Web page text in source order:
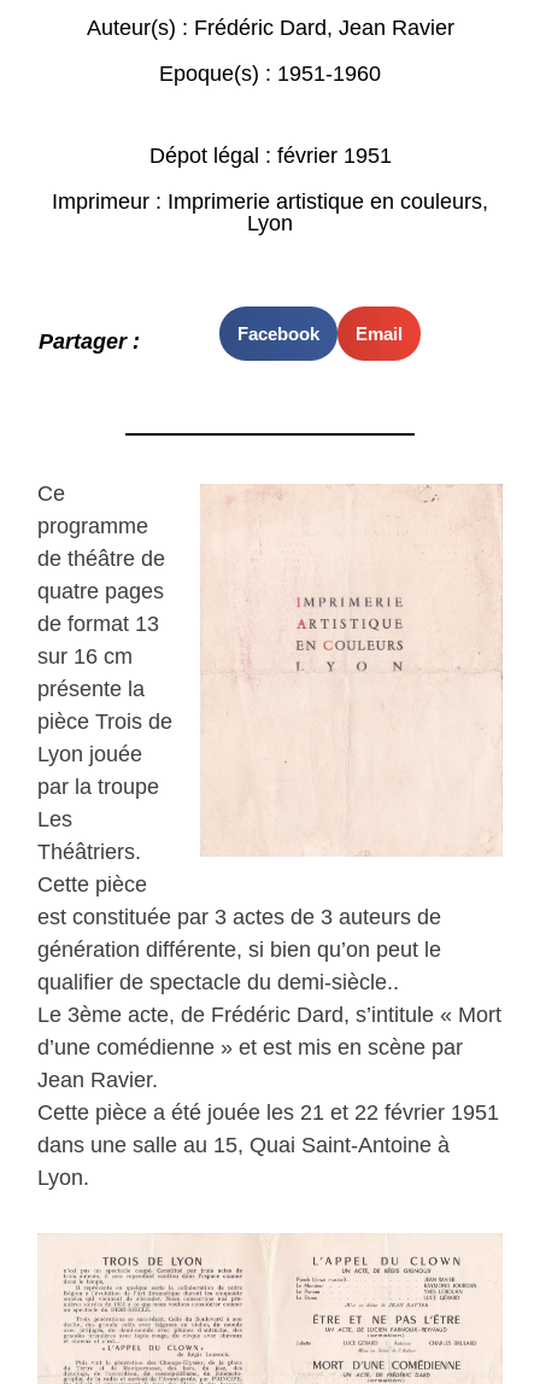
Auteur(s) : Frédéric Dard, Jean Ravier
Epoque(s) : 1951-1960
Dépot légal : février 1951
Imprimeur : Imprimerie artistique en couleurs,
Lyon
Partager : Facebook Email
Ce
programme
de théâtre de
quatre pages
de format 13
sur 16 cm
présente la
pièce Trois de
Lyon jouée
par la troupe
Les
Théâtriers.
Cette pièce
est constituée par 3 actes de 3 auteurs de
génération différente, si bien qu’on peut le
qualifier de spectacle du demi-siècle..
Le 3ème acte, de Frédéric Dard, s’intitule « Mort
d’une comédienne » et est mis en scène par
Jean Ravier.
Cette pièce a été jouée les 21 et 22 février 1951
dans une salle au 15, Quai Saint-Antoine à
Lyon.